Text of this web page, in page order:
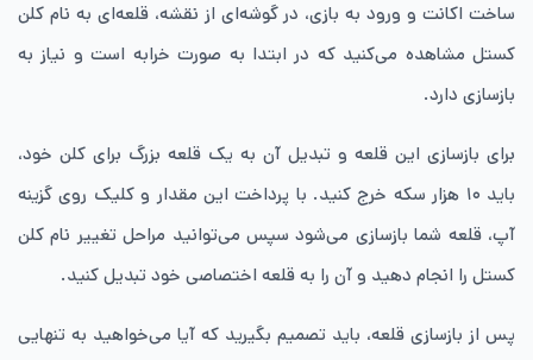
ساخت اکانت و ورود به بازی، در گوشه‌ای از نقشه، قلعه‌ای به نام کلن
کستل مشاهده می‌کنید که در ابتدا به صورت خرابه است و نیاز به
بازسازی دارد.
برای بازسازی این قلعه و تبدیل آن به یک قلعه بزرگ برای کلن خود،
باید ۱۰ هزار سکه خرج کنید. با پرداخت این مقدار و کلیک روی گزینه
آپ، قلعه شما بازسازی می‌شود سپس می‌توانید مراحل تغییر نام کلن
کستل را انجام دهید و آن را به قلعه اختصاصی خود تبدیل کنید.
پس از بازسازی قلعه، باید تصمیم بگیرید که آیا می‌خواهید به تنهایی